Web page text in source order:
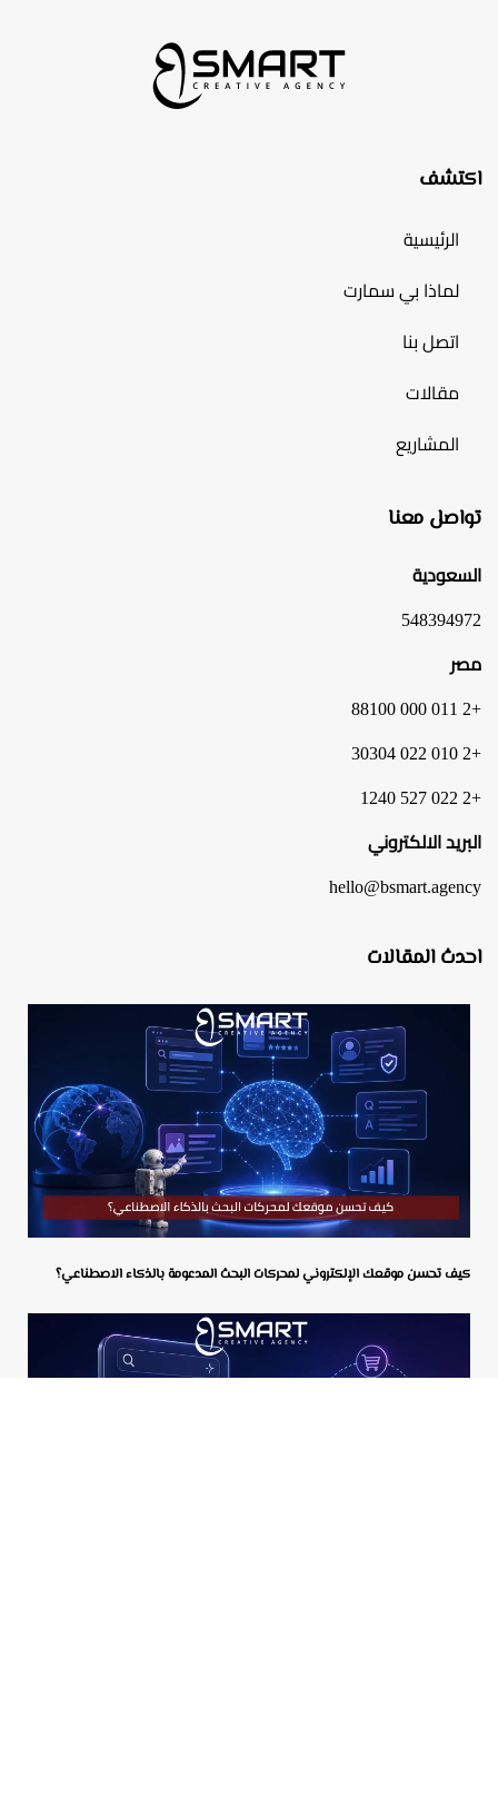
اكتشف
الرئيسية
لماذا بي سمارت
اتصل بنا
مقالات
المشاريع
تواصل معنا
السعودية
548394972
مصر
+2 011 000 88100
+2 010 022 30304
+2 022 527 1240
البريد الالكتروني
hello@bsmart.agency
احدث المقالات
كيف تحسن موقعك الإلكتروني لمحركات البحث المدعومة بالذكاء الاصطناعي؟